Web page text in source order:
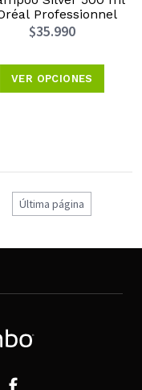
Professionnel
$35.990
VER OPCIONES
Última página